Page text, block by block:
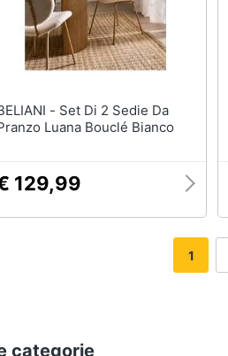
- Set Di 2 Sedie Da
Luana Bouclé Bianco
129,99
1
categorie